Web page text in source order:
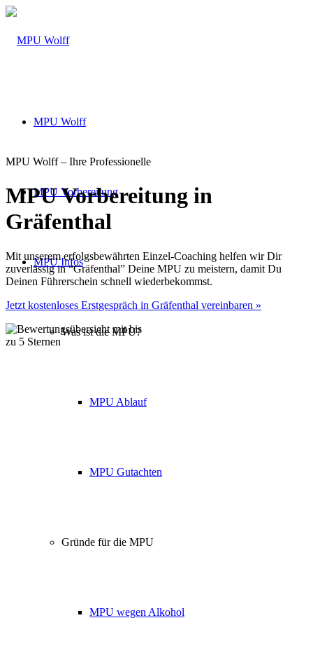
MPU Wolff
MPU Vorbereitung
MPU Infos
Was ist die MPU?
MPU Ablauf
MPU Gutachten
Gründe für die MPU
MPU wegen Alkohol
MPU Wolff – Ihre Professionelle
MPU Vorbereitung in
Gräfenthal
Mit unserem erfolgsbewährten Einzel-Coaching helfen wir Dir
zuverlässig in “Gräfenthal” Deine MPU zu meistern, damit Du
Deinen Führerschein schnell wiederbekommst.
Jetzt kostenloses Erstgespräch in Gräfenthal vereinbaren »